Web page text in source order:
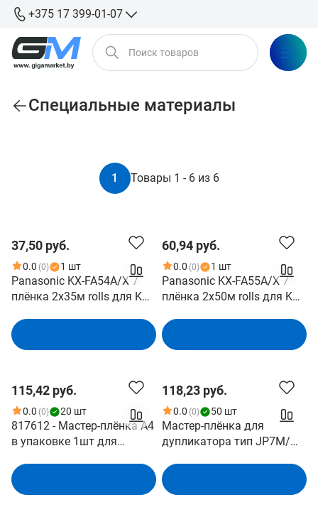
+375 17 399-01-07
Специальные материалы
1 Товары 1 - 6 из 6
37,50 руб.
0.0 (0) 1 шт
Panasonic KX-FA54A/X 7
плёнка 2x35м rolls для KX-
60,94 руб.
0.0 (0) 1 шт
Panasonic KX-FA55A/X 7
плёнка 2x50м rolls для KX-
FP80/81/82/85/86/153/15
8
115,42 руб.
0.0 (0) 20 шт
817612 - Мастер-плёнка А4
в упаковке 1шт для
для Ricoh Priport DX2330
118,23 руб.
0.0 (0) 50 шт
Мастер-плёнка для
дупликатора тип JP7M/